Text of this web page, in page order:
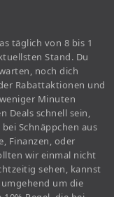
täglich von 8 bis 1
Stand. Du
noch dich
Rabattaktionen und
Minuten
Deals schnell sein,
Schnäppchen aus
Finanzen, oder
wir einmal nicht
sehen, kannst
um die